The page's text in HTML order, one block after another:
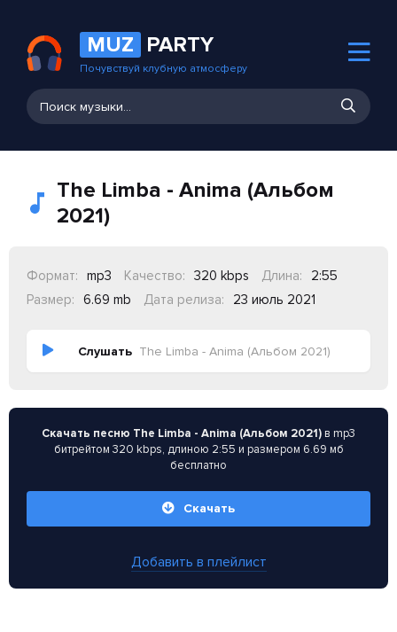
MUZ PARTY
Почувствуй клубную атмосферу
The Limba - Anima (Альбом
2021)
Формат: mp3 Качество: 320 kbps Длина:
2:55
Размер:
6.69 mb Дата релиза: 23 июль 2021
Слушать The Limba - Anima (Альбом 2021)
Скачать песню The Limba - Anima (Альбом 2021) в mp3
битрейтом 320 kbps, длиною 2:55 и размером 6.69 мб
бесплатно
Скачать
Добавить в плейлист